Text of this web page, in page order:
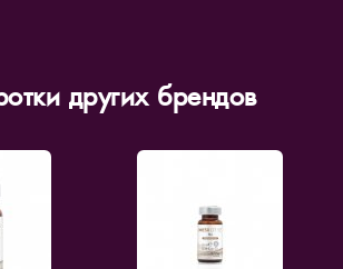
других брендов